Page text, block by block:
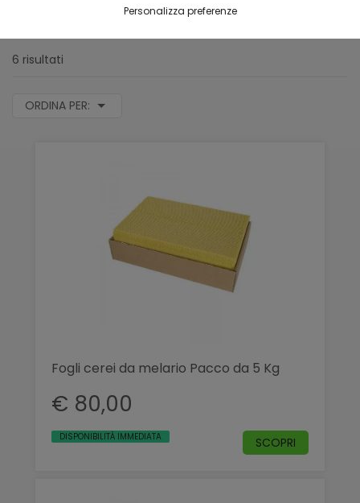
Personalizza preferenze
6 risultati
ORDINA PER:
Fogli cerei da melario Pacco da 5 Kg
€ 80,00
DISPONIBILITÀ IMMEDIATA SCOPRI